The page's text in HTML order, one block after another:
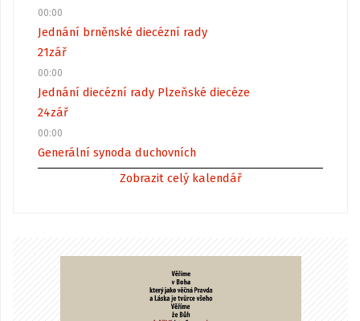
00:00
Jednání brněnské diecézní rady
21zář
00:00
Jednání diecézní rady Plzeňské diecéze
24zář
00:00
Generální synoda duchovních
Zobrazit celý kalendář